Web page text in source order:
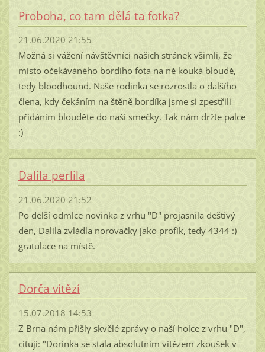
Proboha, co tam dělá ta fotka?
21.06.2020 21:55
Možná si vážení návštěvníci našich stránek všimli, že
místo očekáváného bordího fota na ně kouká bloudě,
tedy bloodhound. Naše rodinka se rozrostla o dalšího
člena, kdy čekáním na štěně bordíka jsme si zpestřili
přidáním blouděte do naší smečky. Tak nám držte palce
:)
Dalila perlila
21.06.2020 21:52
Po delší odmlce novinka z vrhu "D" projasnila deštivý
den, Dalila zvládla norovačky jako profík, tedy 4344 :)
gratulace na místě.
Dorča vítězí
15.07.2018 14:53
Z Brna nám přišly skvělé zprávy o naší holce z vrhu "D",
cituji: "Dorinka se stala absolutním vítězem zkoušek v